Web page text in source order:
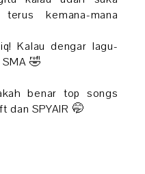
kemana-mana
Kalau dengar lagu-
🤣
benar top songs
dan SPYAIR 🤭